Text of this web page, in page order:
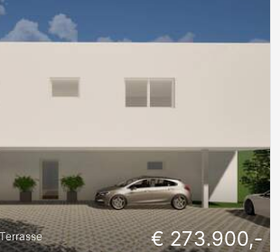
Terrasse € 273.900,-